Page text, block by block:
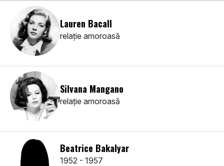
Lauren Bacall
relaţie amoroasă
Silvana Mangano
relaţie amoroasă
Beatrice Bakalyar
1952 - 1957